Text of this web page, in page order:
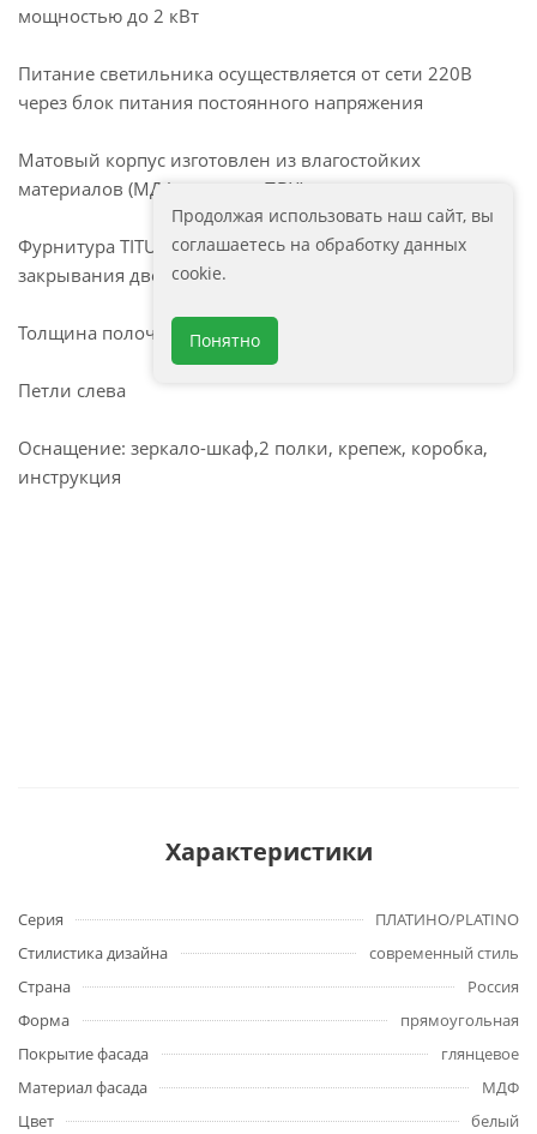
мощностью до 2 кВт
Питание светильника осуществляется от сети 220В
через блок питания постоянного напряжения
Матовый корпус изготовлен из влагостойких
материалов (МДФ в пленке ПВХ)
Фурнитура TITUS с доводчиком для плавного
закрывания дверцы
Толщина полочек: 5 мм
Петли слева
Оснащение: зеркало-шкаф,2 полки, крепеж, коробка,
инструкция
Характеристики
Серия
ПЛАТИНО/PLATINO
Стилистика дизайна
современный стиль
Страна
Россия
Форма
прямоугольная
Покрытие фасада
глянцевое
Материал фасада
МДФ
Цвет
белый
Продолжая использовать наш сайт, вы
соглашаетесь на обработку данных
cookie.
Понятно